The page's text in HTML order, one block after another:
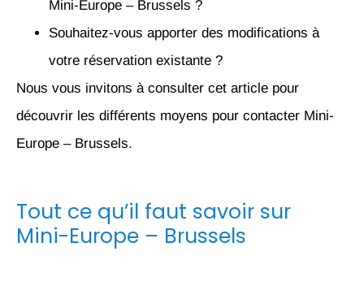
Mini-Europe – Brussels ?
Souhaitez-vous apporter des modifications à
votre réservation existante ?
Nous vous invitons à consulter cet article pour
découvrir les différents moyens pour contacter Mini-
Europe – Brussels.
Tout ce qu’il faut savoir sur
Mini-Europe – Brussels